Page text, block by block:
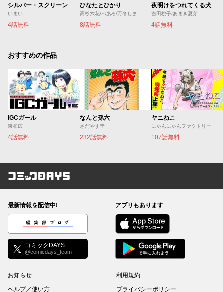
シルバー・スクリーン
いまい
4話無料
ひなたとひかり
高杉六花/べあろ/万冬しま
8話無料
夜明けをつれてくる犬
吉田桃子/あまぎ夏芽
4話無料
おすすめの作品
IGCガール
東和広
4話無料
なんと孫六
さだやす圭
232話無料
ヤニねこ
にゃんにゃんファクトリー
107話無料
コミックDAYS
最新情報を配信中!
編集部ブログ
コミックDAYS
@comicdays_team
アプリもあります
お知らせ
ヘルプ／使い方
利用規約
プライバシーポリシー